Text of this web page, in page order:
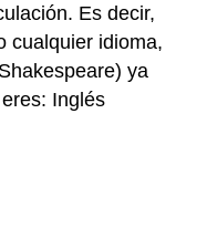
Zeitgeist
Practicar
aprendizaje
contexto
Es decir,
cualquier idioma,
ya
Inglés